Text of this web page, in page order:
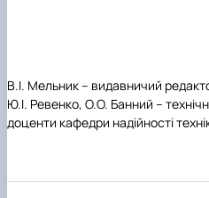
В.І. Мельник – видавничий
Ю.І. Ревенко, О.О. Банний –
доценти кафедри надійності